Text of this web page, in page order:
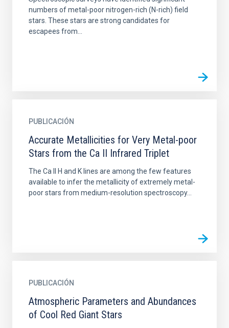
numbers of metal-poor nitrogen-rich (N-rich) field
stars. These stars are strong candidates for
escapees from...
PUBLICACIÓN
Accurate Metallicities for Very Metal-poor
Stars from the Ca II Infrared Triplet
The Ca II H and K lines are among the few features
available to infer the metallicity of extremely metal-
poor stars from medium-resolution spectroscopy...
PUBLICACIÓN
Atmospheric Parameters and Abundances
of Cool Red Giant Stars